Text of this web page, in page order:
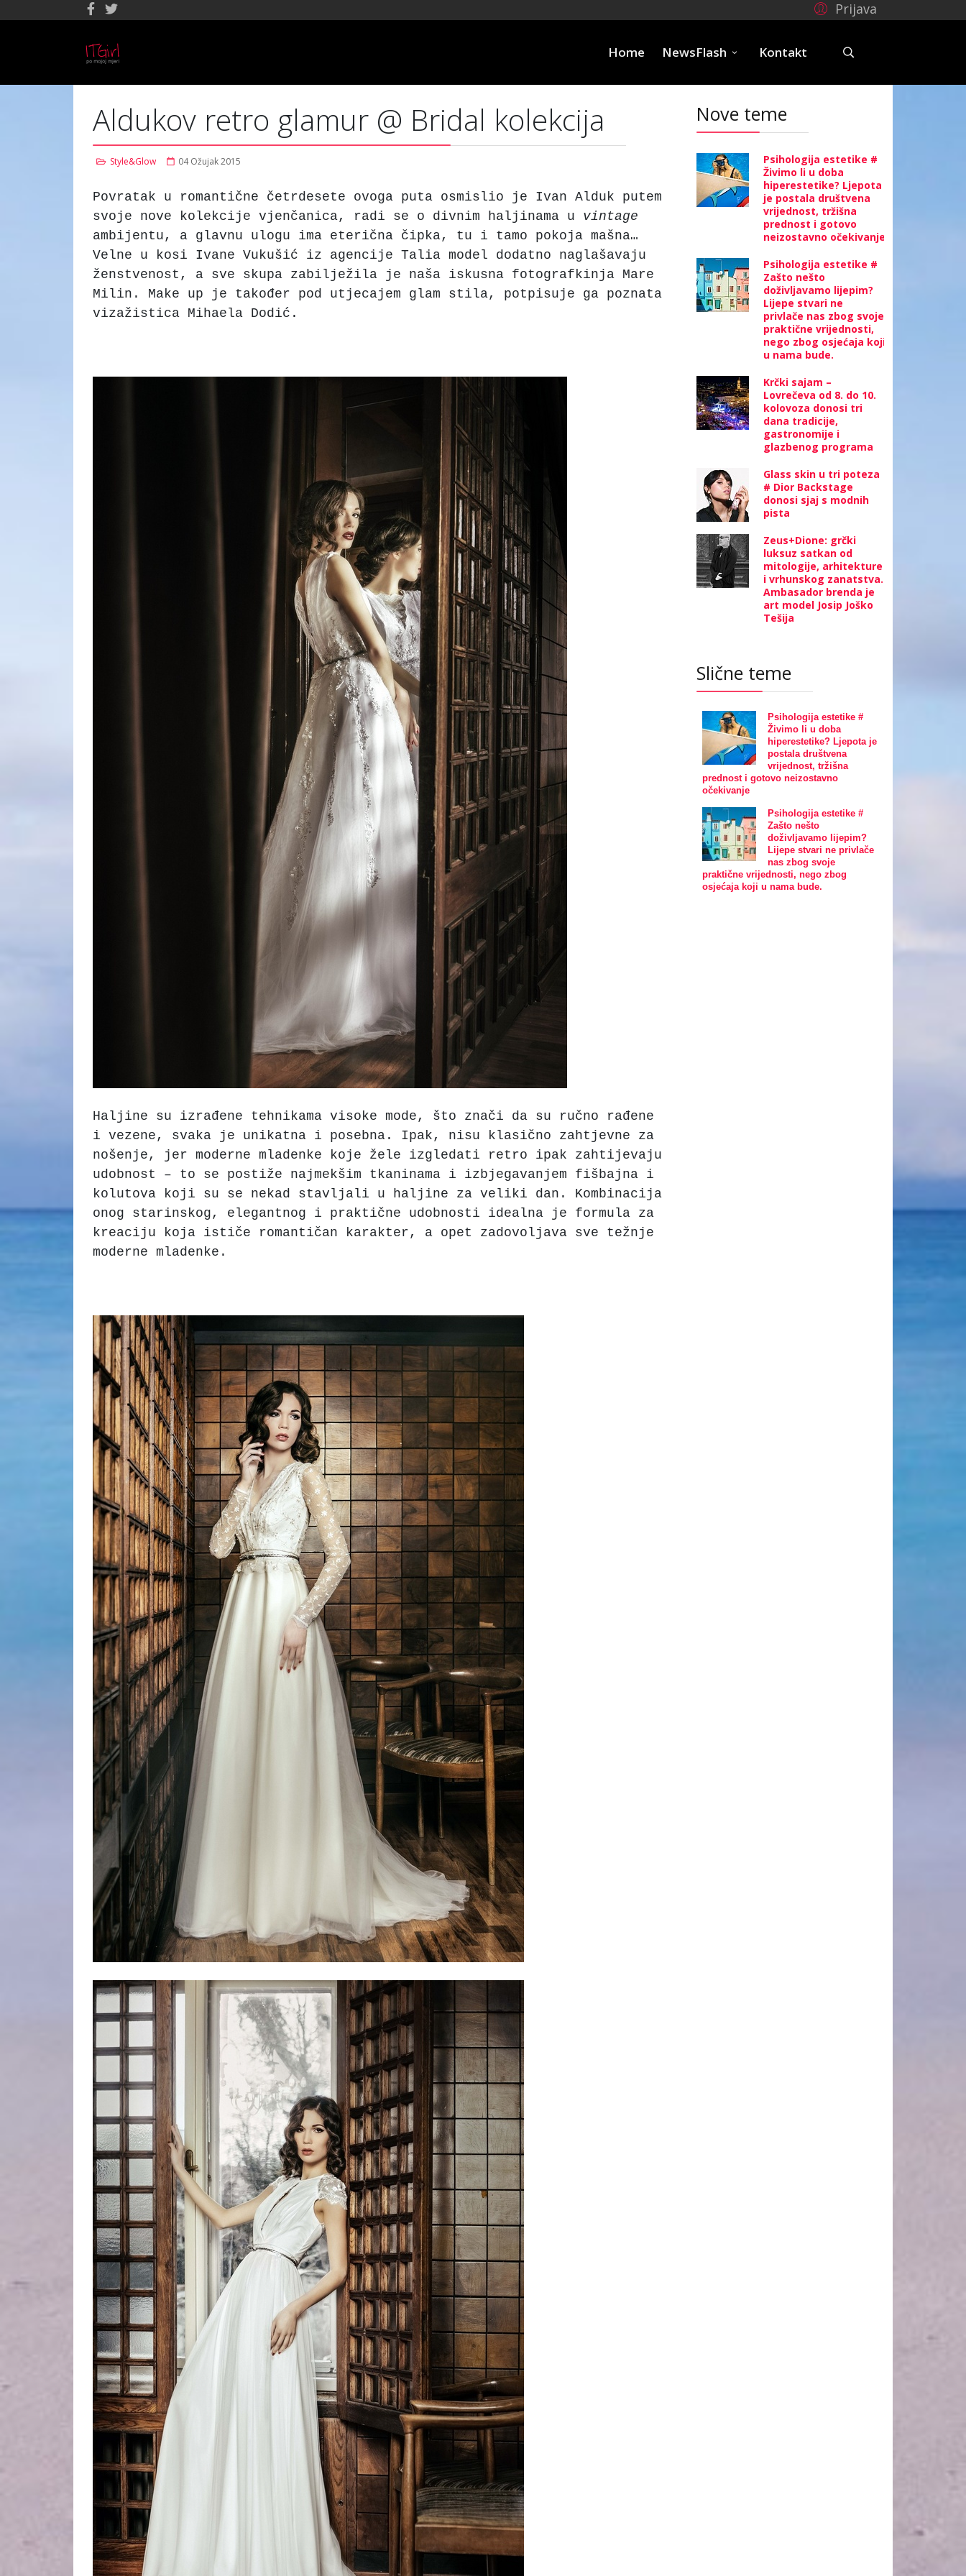
Prijava
Home NewsFlash Kontakt
Aldukov retro glamur @ Bridal kolekcija
Style&Glow 04 Ožujak 2015
Povratak u romantične četrdesete ovoga puta osmislio je Ivan Alduk putem
svoje nove kolekcije vjenčanica, radi se o divnim haljinama u vintage
ambijentu, a glavnu ulogu ima eterična čipka, tu i tamo pokoja mašna…
Velne u kosi Ivane Vukušić iz agencije Talia model dodatno naglašavaju
ženstvenost, a sve skupa zabilježila je naša iskusna fotografkinja Mare
Milin. Make up je također pod utjecajem glam stila, potpisuje ga poznata
vizažistica Mihaela Dodić.
Haljine su izrađene tehnikama visoke mode, što znači da su ručno rađene
i vezene, svaka je unikatna i posebna. Ipak, nisu klasično zahtjevne za
nošenje, jer moderne mladenke koje žele izgledati retro ipak zahtijevaju
udobnost – to se postiže najmekšim tkaninama i izbjegavanjem fišbajna i
kolutova koji su se nekad stavljali u haljine za veliki dan. Kombinacija
onog starinskog, elegantnog i praktične udobnosti idealna je formula za
kreaciju koja ističe romantičan karakter, a opet zadovoljava sve težnje
moderne mladenke.
Nove teme
Psihologija estetike #
Živimo li u doba
hiperestetike? Ljepota
je postala društvena
vrijednost, tržišna
prednost i gotovo
neizostavno očekivanje
Psihologija estetike #
Zašto nešto
doživljavamo lijepim?
Lijepe stvari ne
privlače nas zbog svoje
praktične vrijednosti,
nego zbog osjećaja koji
u nama bude.
Krčki sajam –
Lovrečeva od 8. do 10.
kolovoza donosi tri
dana tradicije,
gastronomije i
glazbenog programa
Glass skin u tri poteza
# Dior Backstage
donosi sjaj s modnih
pista
Zeus+Dione: grčki
luksuz satkan od
mitologije, arhitekture
i vrhunskog zanatstva.
Ambasador brenda je
art model Josip Joško
Tešija
Slične teme
Psihologija estetike #
Živimo li u doba
hiperestetike? Ljepota je
postala društvena
vrijednost, tržišna
prednost i gotovo neizostavno
očekivanje
Psihologija estetike #
Zašto nešto
doživljavamo lijepim?
Lijepe stvari ne privlače
nas zbog svoje
praktične vrijednosti, nego zbog
osjećaja koji u nama bude.